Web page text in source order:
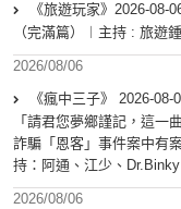
《旅遊玩家》2026-08-
（完滿篇）︱主持 : 旅遊
2026/08/06
《瘋中三子》 2026-
「請君您夢鄉謹記，這一
詐騙「恩客」事件案中有
持：阿通、江少、Dr.Binky
2026/08/06